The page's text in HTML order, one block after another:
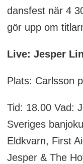
dansfest när 4
gör upp om
Live: Jesper
Plats: Carlsson
Tid: 18.00 Vad:
Sveriges
Eldkvarn, First
Jesper & The